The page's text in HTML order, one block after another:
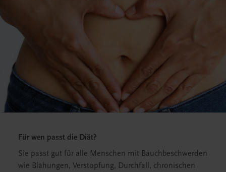
Für wen passt die Diät?
Sie passt gut für alle Menschen mit Bauchbeschwerden
wie Blähungen, Verstopfung, Durchfall, chronischen